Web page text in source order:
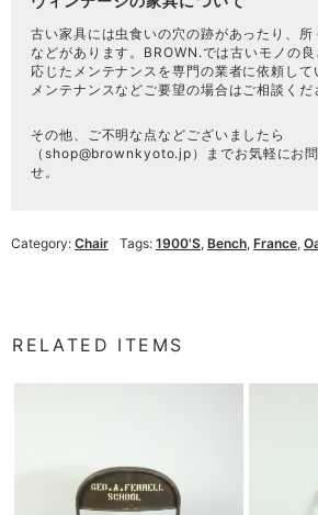
古い家具には虫食いの穴の跡があったり、
などがあります。BROWN.では古いモノの
応じたメンテナンスを専門の業者に依頼し
メンテナンスなどご要望の場合はご相談くだ
その他、ご不明な点などございましたら
（ shop@brownkyoto.jp ）までお気軽にお
せ。
Category: Chair Tags: 1900's, Bench, France,
RELATED ITEMS